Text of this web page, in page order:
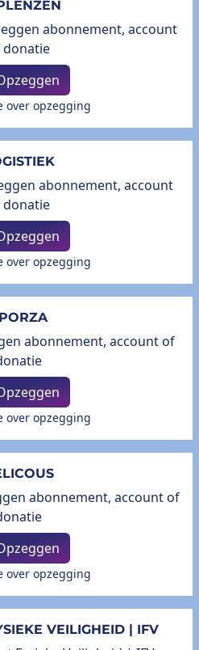
over opzegging
over opzegging
over opzegging
over opzegging
VEILIGHEID | IFV